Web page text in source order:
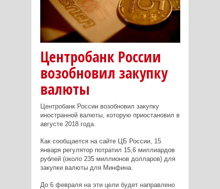
Центробанк России
возобновил закупку
валюты
Центробанк России возобновил закупку
иностранной валюты, которую приостановил в
августе 2018 года.
Как сообщается на сайте ЦБ России, 15
января регулятор потратил 15,6 миллиардов
рублей (около 235 миллионов долларов) для
закупки валюты для Минфина.
До 6 февраля на эти цели будет направлено